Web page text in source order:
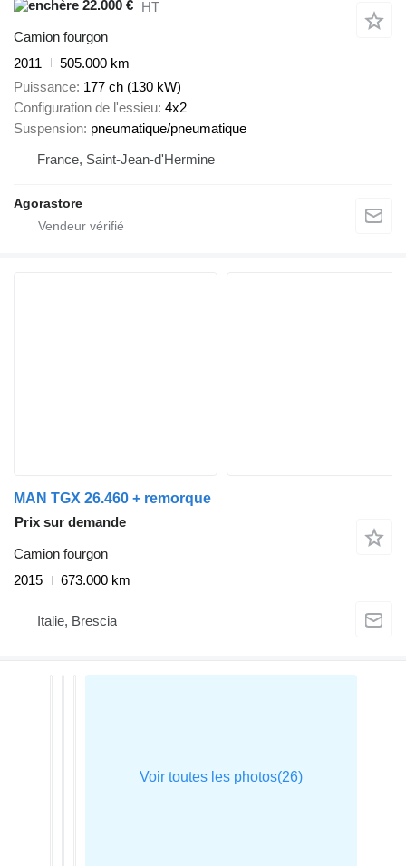
22.000 € HT
Camion fourgon
2011
505.000 km
Puissance 177 ch (130 kW)
Configuration de l'essieu 4x2
Suspension pneumatique/pneumatique
France, Saint-Jean-d'Hermine
Agorastore
MAN TGX 26.460 + remorque
Prix sur demande
Camion fourgon
2015
673.000 km
Italie, Brescia